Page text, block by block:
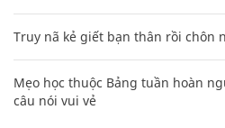
Truy nã kẻ giết bạn thân rồi chôn
Mẹo học thuộc Bảng tuần hoàn
câu nói vui vẻ